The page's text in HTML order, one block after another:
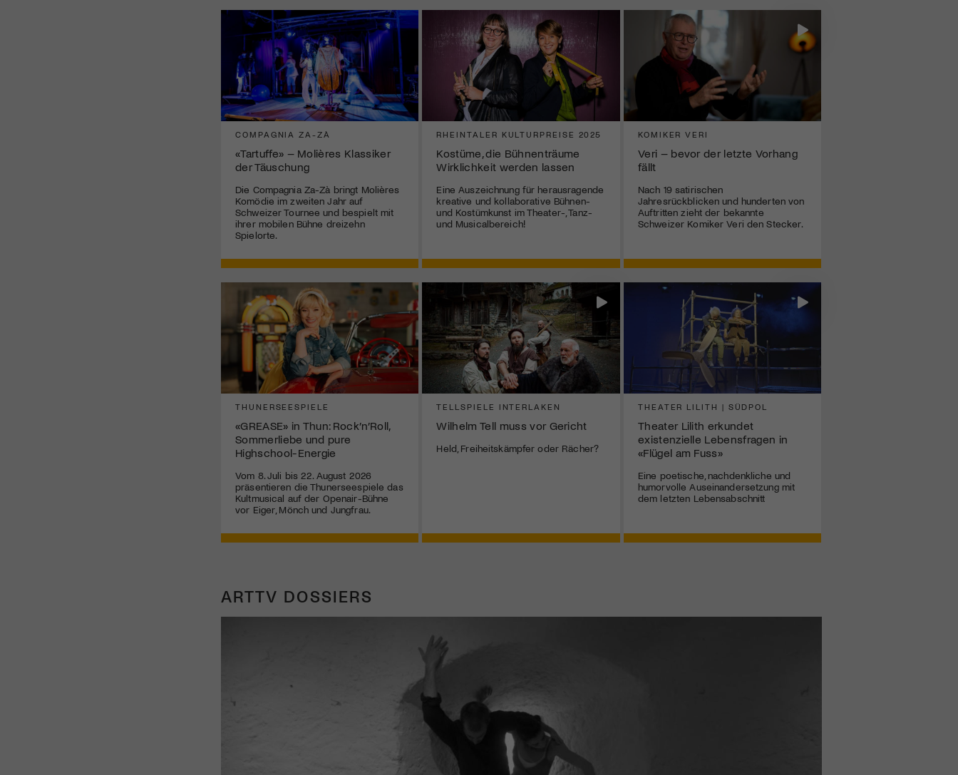
COMPAGNIA ZA-ZÀ
«Tartuffe» – Molières Klassiker
der Täuschung
Die Compagnia Za-Zà bringt Molières
Komödie im zweiten Jahr auf
Schweizer Tournee und bespielt mit
ihrer mobilen Bühne dreizehn
Spielorte.
RHEINTALER KULTURPREISE 2025
Kostüme, die Bühnenträume
Wirklichkeit werden lassen
Eine Auszeichnung für herausragende
kreative und kollaborative Bühnen-
und Kostümkunst im Theater-, Tanz-
und Musicalbereich!
KOMIKER VERI
Veri – bevor der letzte Vorhang
fällt
Nach 19 satirischen
Jahresrückblicken und hunderten von
Auftritten zieht der bekannte
Schweizer Komiker Veri den Stecker.
THUNERSEESPIELE
«GREASE» in Thun: Rock’n’Roll,
Sommerliebe und pure
Highschool-Energie
Vom 8. Juli bis 22. August 2026
präsentieren die Thunerseespiele das
Kultmusical auf der Openair-Bühne
vor Eiger, Mönch und Jungfrau.
TELLSPIELE INTERLAKEN
Wilhelm Tell muss vor Gericht
Held, Freiheitskämpfer oder Rächer?
THEATER LILITH | SÜDPOL
Theater Lilith erkundet
existenzielle Lebensfragen in
«Flügel am Fuss»
Eine poetische, nachdenkliche und
humorvolle Auseinandersetzung mit
dem letzten Lebensabschnitt
ARTTV DOSSIERS